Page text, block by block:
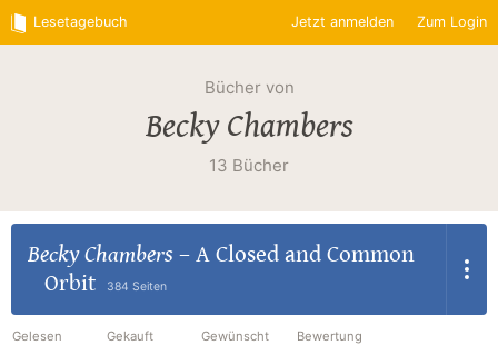
Lesetagebuch Jetzt anmelden Zum Login
Bücher von
Becky Chambers
13 Bücher
Becky Chambers – A Closed and Common
Orbit
384 Seiten
Gelesen Gekauft Gewünscht Bewertung